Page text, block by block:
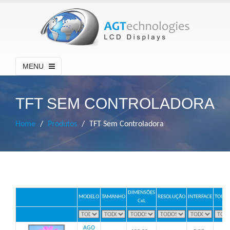
MENU
TFT SEM CONTROLADORA
Home Produtos TFT Sem Controladora
MODELO TAMANHO
DIMENSÕES
CxL
RESOLUÇÃO INTERFACE
AGO